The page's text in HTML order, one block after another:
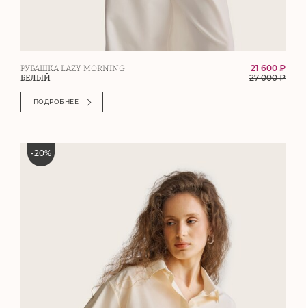
РУБАШКА LAZY MORNING
БЕЛЫЙ
21 600 ₽
27 000₽
ПОДРОБНЕЕ
-20%